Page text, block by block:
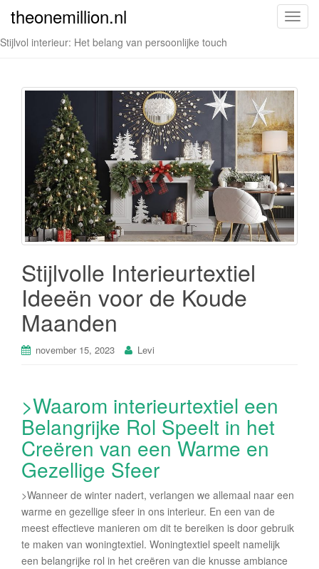
T
l
e
n
a
v
g
a
t
i
o
theonemillion.nl
Stijlvol interieur: Het belang van persoonlijke touch
Stijlvolle Interieurtextiel
Ideeën voor de Koude
Maanden
november 15, 2023 Levi
>Waarom interieurtextiel een
Belangrijke Rol Speelt in het
Creëren van een Warme en
Gezellige Sfeer
>Wanneer de winter nadert, verlangen we allemaal naar een
warme en gezellige sfeer in ons interieur. En een van de
meest effectieve manieren om dit te bereiken is door gebruik
te maken van woningtextiel. Woningtextiel speelt namelijk
een belangrijke rol in het creëren van die knusse ambiance